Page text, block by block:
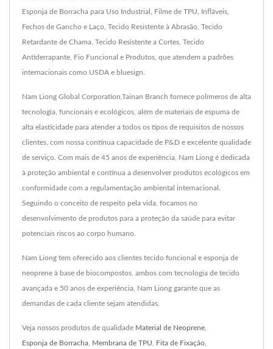
Esponja de Borracha para Uso Industrial, Filme de TPU, Infláveis,
Fechos de Gancho e Laço, Tecido Resistente à Abrasão, Tecido
Retardante de Chama, Tecido Resistente a Cortes, Tecido
Antiderrapante, Fio Funcional e Produtos, que atendem a padrões
internacionais como USDA e bluesign.
Nam Liong Global Corporation,Tainan Branch fornece polímeros de alta
tecnologia, funcionais e ecológicos, além de materiais de espuma de
alta elasticidade para atender a todos os tipos de requisitos de nossos
clientes, com nossa contínua capacidade de P&D e excelente qualidade
de serviço. Com mais de 45 anos de experiência, Nam Liong é dedicada
à proteção ambiental e continua a desenvolver produtos ecológicos em
conformidade com a regulamentação ambiental internacional.
Seguindo o conceito de respeito pela vida, focamos no
desenvolvimento de produtos para a proteção da saúde para evitar
potenciais riscos ao corpo humano.
Nam Liong tem oferecido aos clientes tecido funcional e esponja de
neoprene à base de biocompostos, ambos com tecnologia de tecido
avançada e 50 anos de experiência, Nam Liong garante que as
demandas de cada cliente sejam atendidas.
Veja nossos produtos de qualidade Material de Neoprene
Esponja de Borracha Membrana de TPU Fita de Fixação